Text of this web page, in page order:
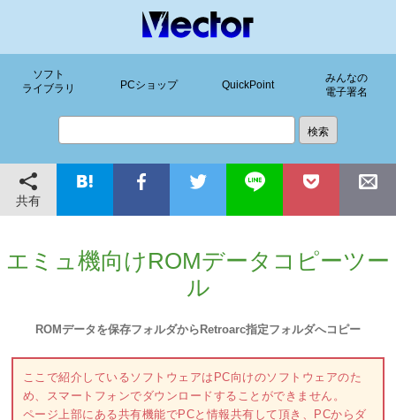
ソフト
ライブラリ
PCショップ QuickPoint
みんなの
電子署名
共有
エミュ機向けROMデータコピーツー
ル
ROMデータを保存フォルダからRetroarc指定フォルダへコピー
ここで紹介しているソフトウェアはPC向けのソフトウェアのた
め、スマートフォンでダウンロードすることができません。
ページ上部にある共有機能でPCと情報共有して頂き、PCからダ